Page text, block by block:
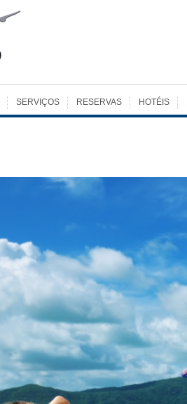
SERVIÇOS RESERVAS HOTÉIS